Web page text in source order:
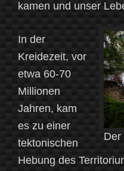
kamen und unser
Der
In der
Kreidezeit, vor
etwa 60-70
Millionen
Jahren, kam
es zu einer
tektonischen
Hebung des